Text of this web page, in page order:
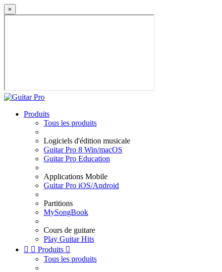
×
Produits
Tous les produits
Logiciels d'édition musicale
Guitar Pro 8 Win/macOS
Guitar Pro Education
Applications Mobile
Guitar Pro iOS/Android
Partitions
MySongBook
Cours de guitare
Play Guitar Hits
  Produits 
Tous les produits